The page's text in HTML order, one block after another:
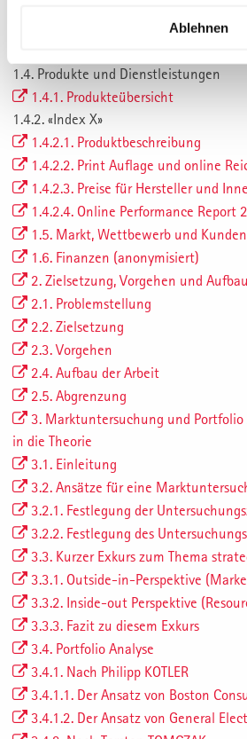
Ablehnen
1.2. Firmenzweck und
1.4. Produkte und Dienstleistungen
1.4.1. Produkteübersicht
1.4.2. «Index X»
1.4.2.1. Produktbeschreibung
1.4.2.2. Print Auflage und online
1.4.2.3. Preise für Hersteller und
1.4.2.4. Online Performance Report
1.5. Markt, Wettbewerb und
1.6. Finanzen (anonymisiert)
2. Zielsetzung, Vorgehen und
2.1. Problemstellung
2.2. Zielsetzung
2.3. Vorgehen
2.4. Aufbau der Arbeit
2.5. Abgrenzung
3. Marktuntersuchung und Portfolio
in die Theorie
3.1. Einleitung
3.2. Ansätze für eine
3.2.1. Festlegung der
3.2.2. Festlegung des
3.3. Kurzer Exkurs zum Thema
3.3.1. Outside-in-Perspektive
3.3.2. Inside-out Perspektive
3.3.3. Fazit zu diesem Exkurs
3.4. Portfolio Analyse
3.4.1. Nach Philipp KOTLER
3.4.1.1. Der Ansatz von Boston
3.4.1.2. Der Ansatz von General